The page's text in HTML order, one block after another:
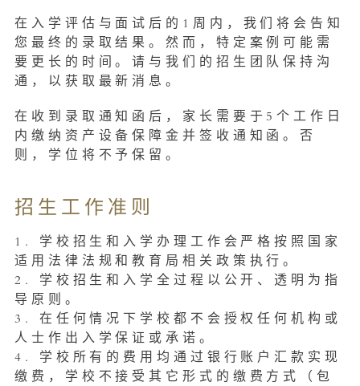
在入学评估与面试后的1周内，我们将会告知
您最终的录取结果。然而，特定案例可能需
要更长的时间。请与我们的招生团队保持沟
通，以获取最新消息。
在收到录取通知函后，家长需要于5个工作日
内缴纳资产设备保障金并签收通知函。否
则，学位将不予保留。
招生工作准则
1. 学校招生和入学办理工作会严格按照国家
适用法律法规和教育局相关政策执行。
2. 学校招生和入学全过程以公开、透明为指
导原则。
3. 在任何情况下学校都不会授权任何机构或
人士作出入学保证或承诺。
4. 学校所有的费用均通过银行账户汇款实现
缴费，学校不接受其它形式的缴费方式（包